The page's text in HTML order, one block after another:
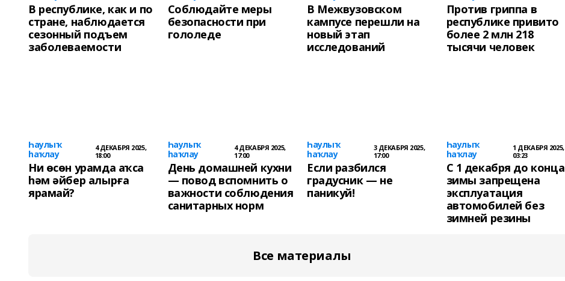
В республике, как и по
стране, наблюдается
сезонный подъем
заболеваемости
Соблюдайте меры
безопасности при
гололеде
В Межвузовском
кампусе перешли на
новый этап
исследований
Против гриппа в
республике привито
более 2 млн 218
тысячи человек
Һаулыҡ
һаҡлау
4 ДЕКАБРЯ 2025,
18:00
Ни өсөн урамда аҡса
һәм әйбер алырға
ярамай?
Һаулыҡ
һаҡлау
4 ДЕКАБРЯ 2025,
17:00
День домашней кухни
— повод вспомнить о
важности соблюдения
санитарных норм
Һаулыҡ
һаҡлау
3 ДЕКАБРЯ 2025,
17:00
Если разбился
градусник — не
паникуй!
Һаулыҡ
һаҡлау
1 ДЕКАБРЯ 2025,
03:23
С 1 декабря до конца
зимы запрещена
эксплуатация
автомобилей без
зимней резины
Все материалы